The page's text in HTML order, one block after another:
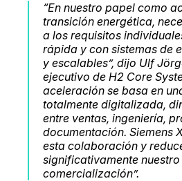
“En nuestro papel como
transición energética,
a los requisitos
rápida y con sistemas de
y escalables”, dijo Ulf
ejecutivo de H2 Core
aceleración se basa en
totalmente digitalizada,
entre ventas, ingeniería,
documentación. Siemens
esta colaboración y
significativamente
comercialización”.